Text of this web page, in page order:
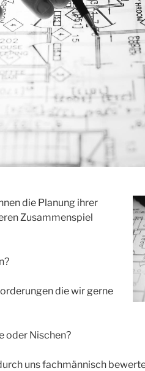
die Planung ihrer
Zusammenspiel
die wir gerne
oder Nischen?
uns fachmännisch